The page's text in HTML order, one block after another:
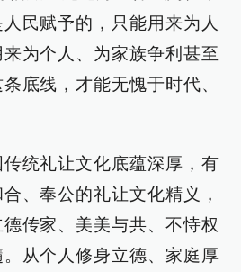
民赋予的，只能用来为人
为个人、为家族争利甚至
底线，才能无愧于时代、
统礼让文化底蕴深厚，有
、奉公的礼让文化精义，
传家、美美与共、不恃权
从个人修身立德、家庭厚